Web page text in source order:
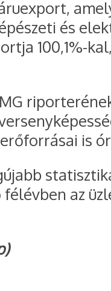
és
100,1%-
is
félévben az